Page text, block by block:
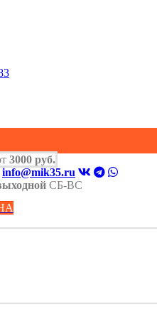
3000 руб.
info@mik35.ru
СБ-ВС